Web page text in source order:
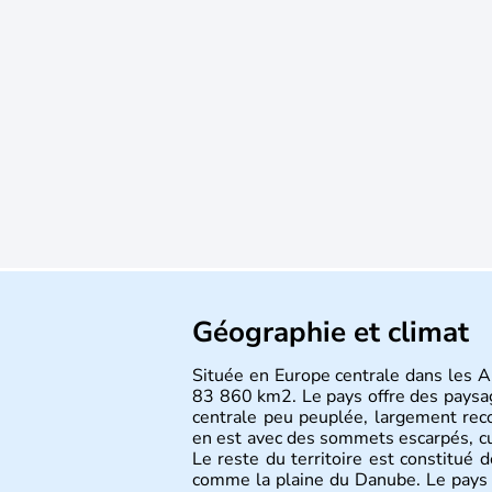
Géographie et climat
Située en Europe centrale dans les
83 860 km2. Le pays offre des
centrale peu peuplée, largement
en est avec des sommets escarpés,
Le reste du territoire est constitué
comme la plaine du Danube. Le